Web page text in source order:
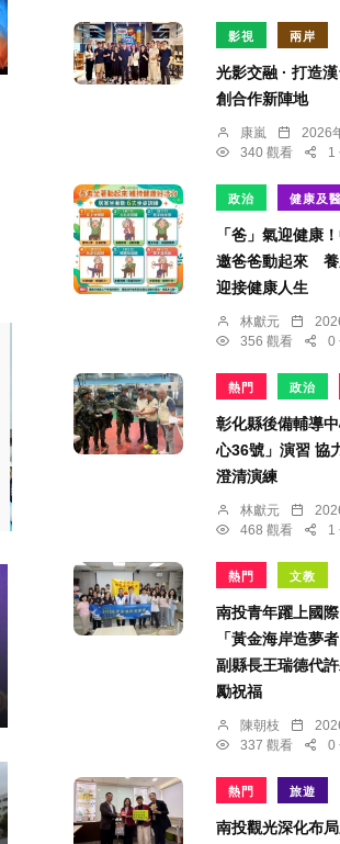
影視 兩岸
光影交融 · 打造
創合作新陣地
康嵐
2026
340 觀看
1
政治 健康及
「爸」氣迎健康
邀爸爸動起來 養
迎接健康人生
林獻元
356 觀看
0
熱門 政治
彰化縣後備輔導
心36號」演習 協
澄清演練
林獻元
468 觀看
1
熱門 文教
南投青年躍上國
「黃金海岸造夢
副縣長王瑞德代
勵祝福
陳朝枝
337 觀看
0
熱門 旅遊
南投觀光深化布